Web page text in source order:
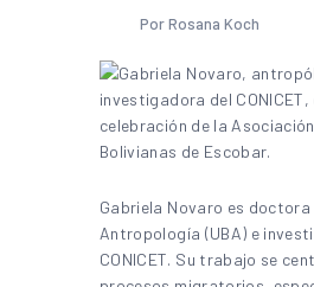
Por Rosana Koch
Gabriela Novaro es doctora
Antropología (UBA) e
CONICET. Su trabajo se